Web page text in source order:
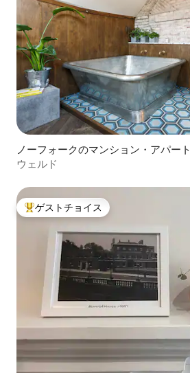
ノーフォークのマンション・アパート
ウェルド
大好評のゲストチョイスです。
ゲストチョイス